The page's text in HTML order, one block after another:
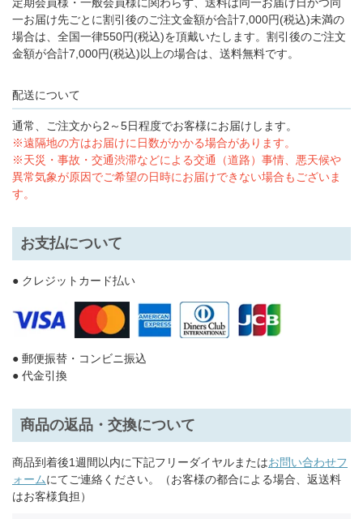
定期会員様・一般会員様に関わらず、送料は同一お届け日かつ同
一お届け先ごとに割引後のご注文金額が合計7,000円(税込)未満の
場合は、全国一律550円(税込)を頂戴いたします。割引後のご注文
金額が合計7,000円(税込)以上の場合は、送料無料です。
配送について
通常、ご注文から2～5日程度でお客様にお届けします。
※遠隔地の方はお届けに日数がかかる場合があります。
※天災・事故・交通渋滞などによる交通（道路）事情、悪天候や
異常気象が原因でご希望の日時にお届けできない場合もございま
す。
お支払について
● クレジットカード払い
● 郵便振替・コンビニ振込
● 代金引換
商品の返品・交換について
商品到着後1週間以内に下記フリーダイヤルまたはお問い合わせフ
ォームにてご連絡ください。（お客様の都合による場合、返送料
はお客様負担）